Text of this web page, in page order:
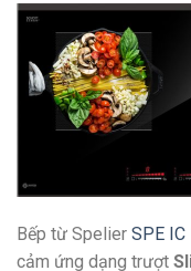
Bếp từ Spelier SPE IC
cảm ứng dạng trượt